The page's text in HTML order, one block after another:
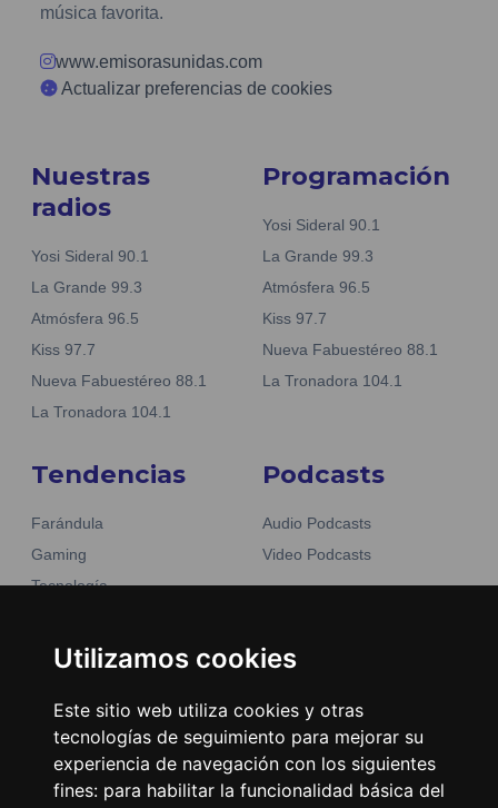
Utilizamos cookies
Este sitio web utiliza cookies y otras
tecnologías de seguimiento para mejorar su
experiencia de navegación con los siguientes
fines: para habilitar la funcionalidad básica del
música favorita.
www.emisorasunidas.com
Actualizar preferencias de cookies
Nuestras
radios
Yosi Sideral 90.1
La Grande 99.3
Atmósfera 96.5
Kiss 97.7
Nueva Fabuestéreo 88.1
La Tronadora 104.1
Programación
Yosi Sideral 90.1
La Grande 99.3
Atmósfera 96.5
Kiss 97.7
Nueva Fabuestéreo 88.1
La Tronadora 104.1
Tendencias
Farándula
Gaming
Tecnología
Business
Podcasts
Audio Podcasts
Video Podcasts
Emisoras Unidas
Encuéntranos